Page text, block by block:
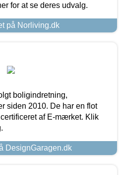
for at se deres udvalg.
på Norliving.dk
boligindretning,
siden 2010. De har en flot
af E-mærket. Klik
DesignGaragen.dk